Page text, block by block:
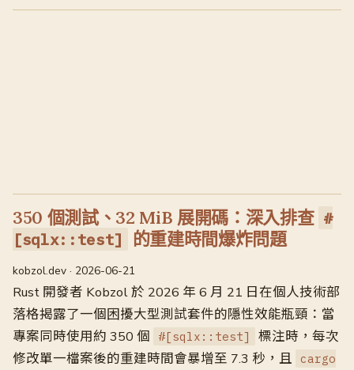
350 個測試、32 MiB 展開碼：深入排查 #
[sqlx::test]
的重建時間爆炸問題
kobzol.dev · 2026-06-21
Rust 開發者 Kobzol 於 2026 年 6 月 21 日在個人技術部
落格揭露了一個困擾大型測試套件的隱性效能瓶頸：當
專案同時使用約 350 個
#[sqlx::test]
標注時，每次
修改單一檔案後的重建時間會暴增至 7.3 秒，且
cargo